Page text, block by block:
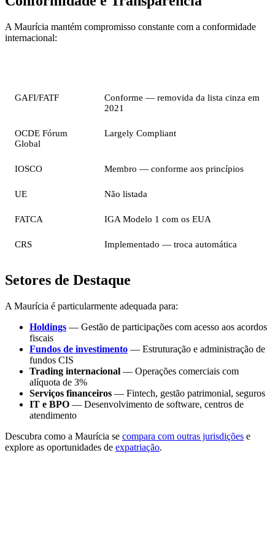
A Maurícia mantém compromisso constante com a conformidade
internacional:
GAFI/FATF
Conforme — removida da lista cinza em
2021
OCDE Fórum
Global
Largely Compliant
IOSCO Membro — conforme aos princípios
UE Não listada
FATCA IGA Modelo 1 com os EUA
CRS Implementado — troca automática
Setores de Destaque
A Maurícia é particularmente adequada para:
Holdings — Gestão de participações com acesso aos acordos
fiscais
Fundos de investimento — Estruturação e administração de
fundos CIS
Trading internacional — Operações comerciais com
alíquota de 3%
Serviços financeiros — Fintech, gestão patrimonial, seguros
IT e BPO — Desenvolvimento de software, centros de
atendimento
Descubra como a Maurícia se compara com outras jurisdições e
explore as oportunidades de expatriação.